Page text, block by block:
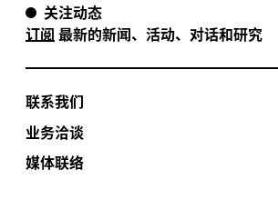
关注动态
订阅 最新的新闻、活动、对话和研究
联系我们
业务洽谈
媒体联络